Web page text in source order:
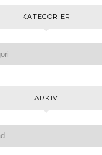
KATEGORIER
ARKIV